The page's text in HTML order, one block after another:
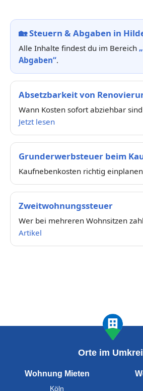
🏡Steuern & Abgaben in
Alle Inhalte findest du im Bereich
Abgaben“.
Absetzbarkeit von
Wann Kosten sofort abziehbar
Jetzt lesen
Grunderwerbsteuer beim
Kaufnebenkosten richtig
Zweitwohnungssteuer
Wer bei mehreren Wohnsitzen
Artikel
Orte im
Wohnung Mieten
Köln